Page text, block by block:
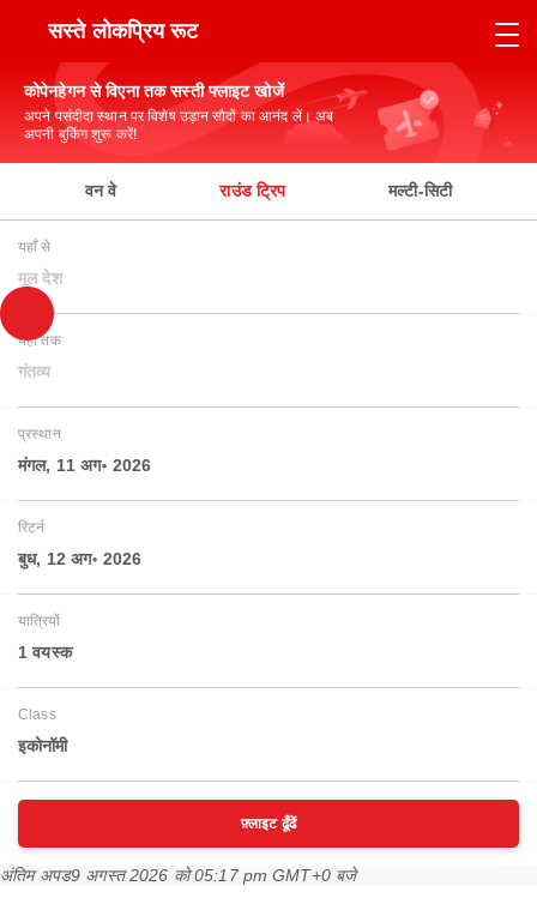
सस्ते लोकप्रिय रूट
कोपेनहेगन से विएना तक सस्ती फ्लाइट खोजें
अपने पसंदीदा स्थान पर विशेष उड़ान सौदों का आनंद लें। अब
अपनी बुकिंग शुरू करें!
वन वे राउंड ट्रिप मल्टी-सिटी
यहाँ से
मूल देश
यहाँ तक
गंतव्य
प्रस्थान
मंगल, 11 अग॰ 2026
रिटर्न
बुध, 12 अग॰ 2026
यात्रियों
1 वयस्‍क
Class
इकोनॉमी
फ़्लाइट ढूँढें
अंतिम अपड9 अगस्त 2026 को 05:17 pm GMT+0 बजे